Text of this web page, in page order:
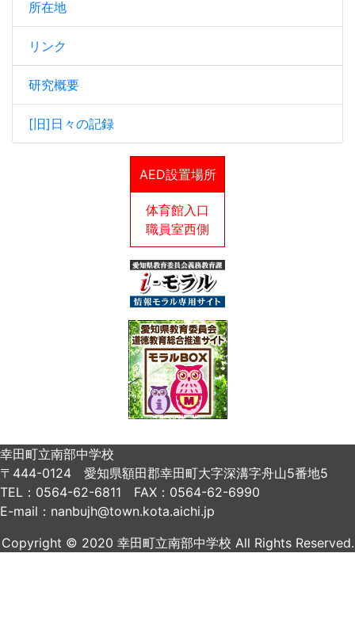
所在地
リンク
研究概要
[旧]日々の記録
AED設置場所
体育館入口
職員室西側
幸田町立南部中学校
〒444-0124 愛知県額田郡幸田町大字深溝字舟山5番地5
TEL：0564-62-6811 FAX：0564-62-6990
E-mail：nanbujh@town.kota.aichi.jp
Copyright © 2020 幸田町立南部中学校 All Rights Reserved.